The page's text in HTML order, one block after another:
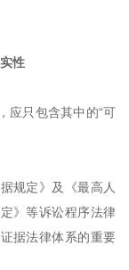
性
应只包含其中的“可
规定》及《最高人
》等诉讼程序法律
据法律体系的重要